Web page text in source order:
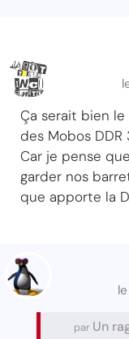
Ça serait bien
des Mobos DDR
Car je pense
garder nos
que apporte la
par Un